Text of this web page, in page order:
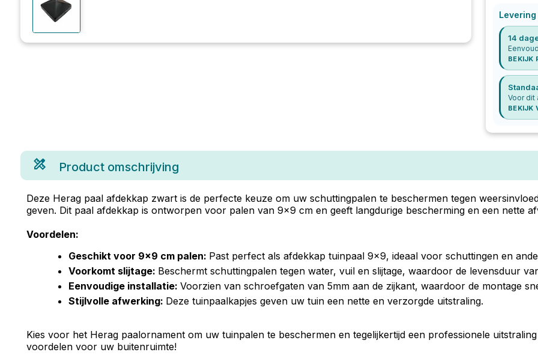
14
BEKIJK
Voor dit
BEKIJK
Product omschrijving
Deze Herag paal afdekkap zwart is de perfecte keuze om uw schuttingpalen te beschermen tegen
geven. Dit paal afdekkap is ontworpen voor palen van 9x9 cm en geeft langdurige bescherming en een nette
Voordelen:
Geschikt voor 9x9 cm palen: Past perfect als afdekkap tuinpaal 9x9, ideaal voor schuttingen en
Voorkomt slijtage: Beschermt schuttingpalen tegen water, vuil en slijtage, waardoor de levensduur
Eenvoudige installatie: Voorzien van schroefgaten van 5mm aan de zijkant, waardoor de montage
Stijlvolle afwerking: Deze tuinpaalkapjes geven uw tuin een nette en verzorgde uitstraling.
Kies voor het Herag paalornament om uw tuinpalen te beschermen en tegelijkertijd een professionele
voordelen voor uw buitenruimte!